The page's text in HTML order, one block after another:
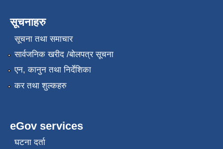
सूचनाहरु
सूचना तथा समाचार
सार्वजनिक खरीद /बोलपत्र सूचना
एन, कानुन तथा निर्देशिका
कर तथा शुल्कहरु
eGov services
घटना दर्ता